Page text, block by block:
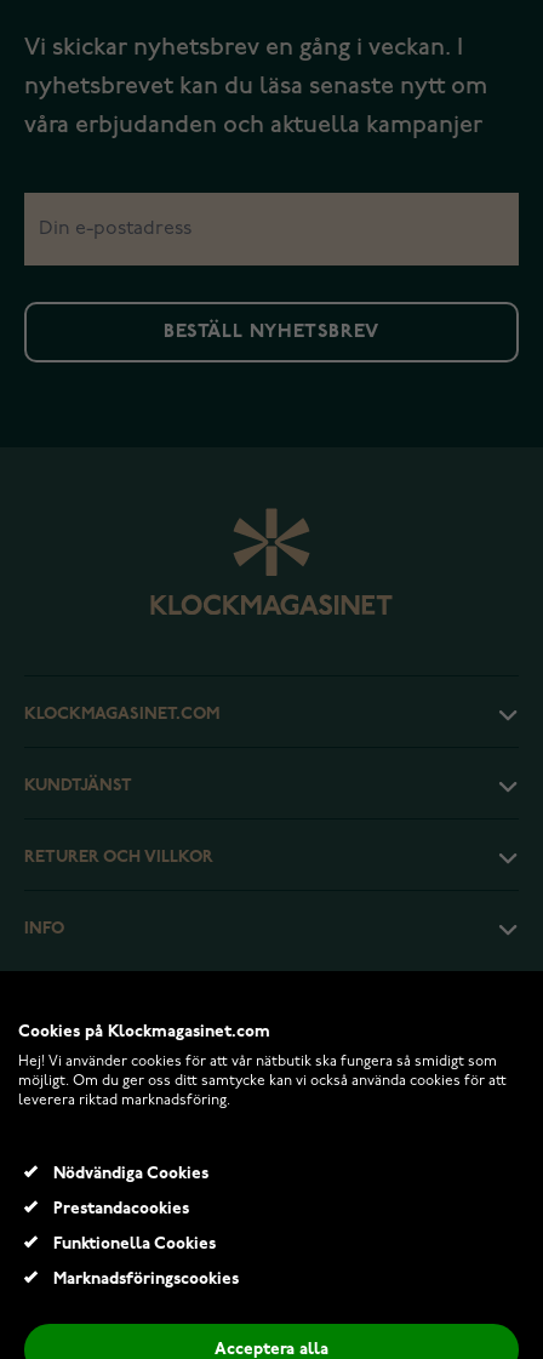
Vi skickar nyhetsbrev en gång i veckan. I
nyhetsbrevet kan du läsa senaste nytt om
våra erbjudanden och aktuella kampanjer
BESTÄLL NYHETSBREV
KLOCKMAGASINET.COM
KUNDTJÄNST
RETURER OCH VILLKOR
INFO
Cookies på Klockmagasinet.com
Hej! Vi använder cookies för att vår nätbutik ska fungera så smidigt som
möjligt. Om du ger oss ditt samtycke kan vi också använda cookies för att
leverera riktad marknadsföring.
Nödvändiga Cookies
Prestandacookies
Funktionella Cookies
Marknadsföringscookies
Acceptera alla